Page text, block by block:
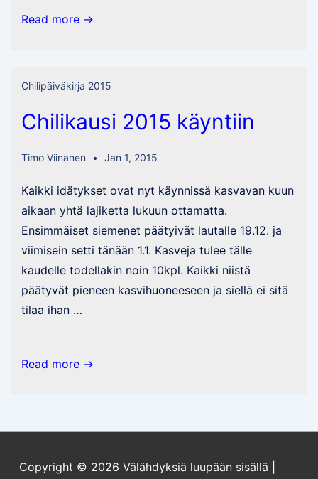
Siling
Read more →
Chilipäiväkirja 2015
Chilikausi 2015 käyntiin
Timo Viinanen Jan 1, 2015
Kaikki idätykset ovat nyt käynnissä kasvavan kuun
aikaan yhtä lajiketta lukuun ottamatta.
Ensimmäiset siemenet päätyivät lautalle 19.12. ja
viimisein setti tänään 1.1. Kasveja tulee tälle
kaudelle todellakin noin 10kpl. Kaikki niistä
päätyvät pieneen kasvihuoneeseen ja siellä ei sitä
tilaa ihan …
Chilikausi
Read more →
Copyright © 2026 Välähdyksiä luupään sisällä